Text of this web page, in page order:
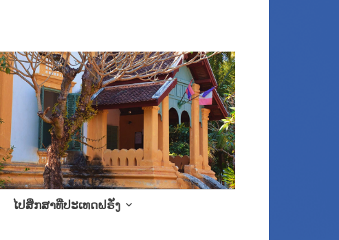
ໄປສຶກສາທີ່ປະເທດຝຣັ່ງ